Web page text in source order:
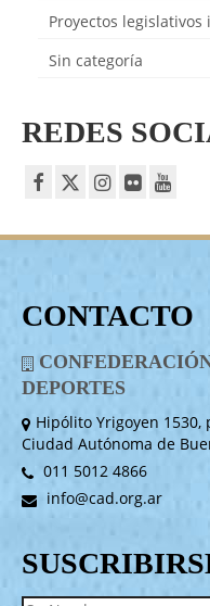
Proyectos
Sin categoría
REDES
CONTACTO
DEPORTES
Hipólito Yrigoyen 1530,
Ciudad Autónoma de
011 5012 4866
info@cad.org.ar